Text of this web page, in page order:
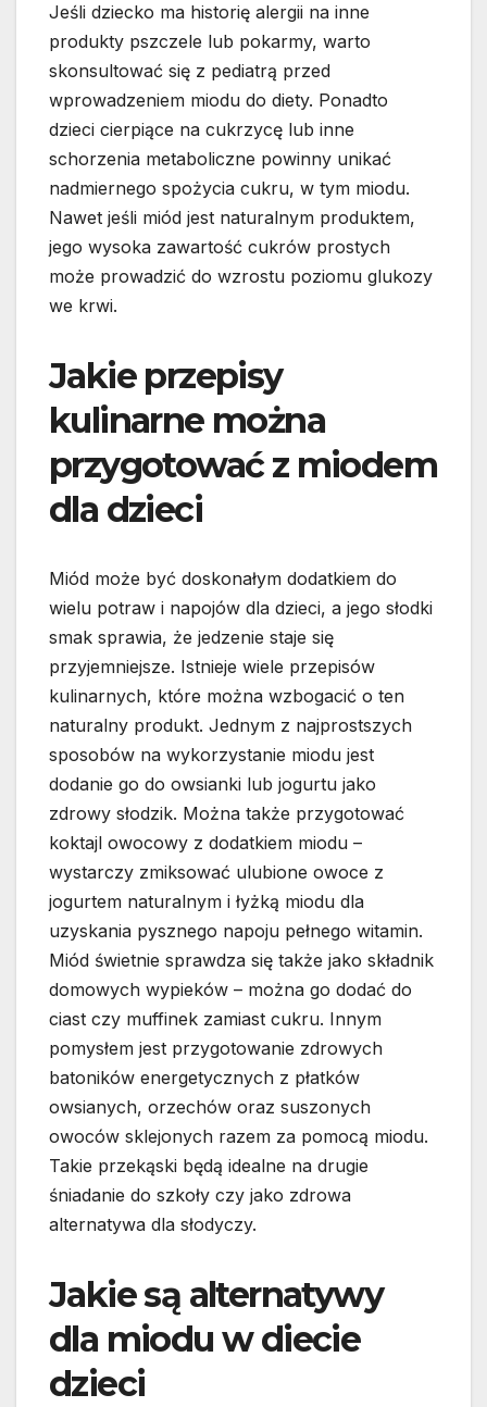
Jeśli dziecko ma historię alergii na inne
produkty pszczele lub pokarmy, warto
skonsultować się z pediatrą przed
wprowadzeniem miodu do diety. Ponadto
dzieci cierpiące na cukrzycę lub inne
schorzenia metaboliczne powinny unikać
nadmiernego spożycia cukru, w tym miodu.
Nawet jeśli miód jest naturalnym produktem,
jego wysoka zawartość cukrów prostych
może prowadzić do wzrostu poziomu glukozy
we krwi.
Jakie przepisy
kulinarne można
przygotować z miodem
dla dzieci
Miód może być doskonałym dodatkiem do
wielu potraw i napojów dla dzieci, a jego słodki
smak sprawia, że jedzenie staje się
przyjemniejsze. Istnieje wiele przepisów
kulinarnych, które można wzbogacić o ten
naturalny produkt. Jednym z najprostszych
sposobów na wykorzystanie miodu jest
dodanie go do owsianki lub jogurtu jako
zdrowy słodzik. Można także przygotować
koktajl owocowy z dodatkiem miodu –
wystarczy zmiksować ulubione owoce z
jogurtem naturalnym i łyżką miodu dla
uzyskania pysznego napoju pełnego witamin.
Miód świetnie sprawdza się także jako składnik
domowych wypieków – można go dodać do
ciast czy muffinek zamiast cukru. Innym
pomysłem jest przygotowanie zdrowych
batoników energetycznych z płatków
owsianych, orzechów oraz suszonych
owoców sklejonych razem za pomocą miodu.
Takie przekąski będą idealne na drugie
śniadanie do szkoły czy jako zdrowa
alternatywa dla słodyczy.
Jakie są alternatywy
dla miodu w diecie
dzieci